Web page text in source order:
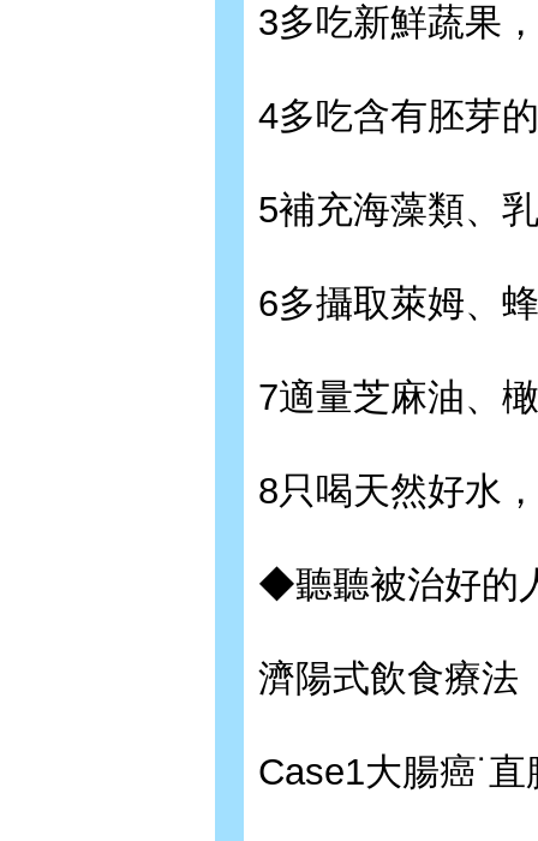
3多吃新鮮蔬果
4多吃含有胚芽
5補充海藻類、
6多攝取萊姆、
7適量芝麻油、
8只喝天然好水
◆聽聽被治好的
濟陽式飲食療
Case1大腸癌˙直